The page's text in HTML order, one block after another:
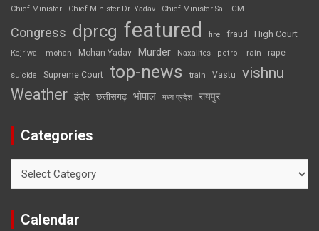
Chief Minister
Chief Minister Dr. Yadav Chief Minister Sai CM
Congress dprcg featured fire fraud High Court
Kejriwal mohan Mohan Yadav Murder Naxalites petrol rain rape
suicide Supreme Court top-news train Vastu vishnu
Weather इंदौर छत्तीसगढ़ भोपाल मध्य प्रदेश रायपुर
Categories
Calendar